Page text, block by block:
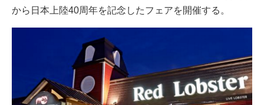
から日本上陸40周年を記念したフェアを開催する。